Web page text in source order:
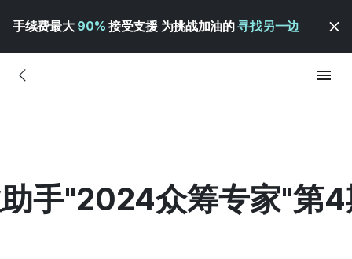
手续费最大 90% 接受支援 为挑战加油的寻找另一边
手"2024众筹专家"第4